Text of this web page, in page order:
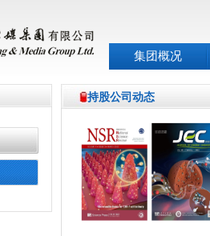
集团概况
持股公司动态